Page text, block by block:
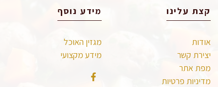
קצת עלינו
אודות
יצירת קשר
מפת אתר
מדיניות פרטיות
מידע נוסף
מגזין האוכל
מידע מקצועי